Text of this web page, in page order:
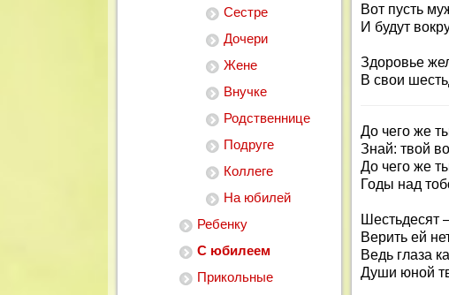
Сестре
Дочери
Жене
Внучке
Родственнице
Подруге
Коллеге
На юбилей
Ребенку
С юбилеем
Прикольные
Вот пусть
И будут
Здоровье
В свои
До чего же
Знай: твой
До чего же
Годы над
Шестьдесят
Верить ей
Ведь глаза
Души юной